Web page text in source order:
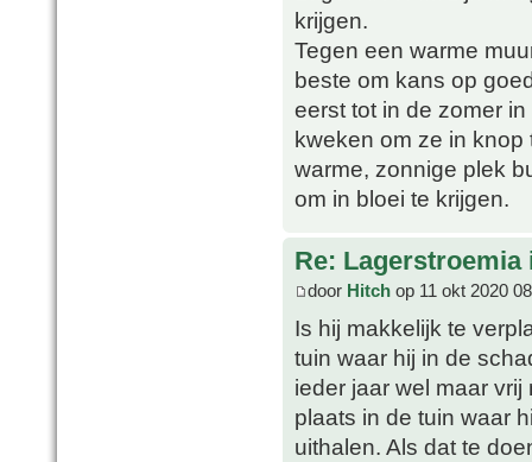
krijgen.
Tegen een warme
beste om kans op
eerst tot in de zomer
kweken om ze in
warme, zonnige plek
om in bloei te krijgen.
Re:
door Hitch op 11 okt 2020
Is hij makkelijk te
tuin waar hij in de
ieder jaar wel maar
plaats in de tuin waar
uithalen. Als dat te